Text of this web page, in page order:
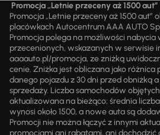
Promocja „Letnie przeceny aż 1500 aut”
Promocja „Letnie przeceny aż 1500
placówkach Autocentrum AAA AUTO
Promocja polega na możliwości
przecenionych, wskazanych w serwisie
aaaauto.pl/promocja, ze zniżką
cenie. Zniżka jest obliczana jako różnica
danego pojazdu z 30 dni przed obniżką
sprzedaży. Liczba samochodów
aktualizowana na bieżąco; średnia
wynosi około 1500, a nowe auta są
Promocji nie można łączyć z innymi
promocjami ani rabatami, ani dochodzić